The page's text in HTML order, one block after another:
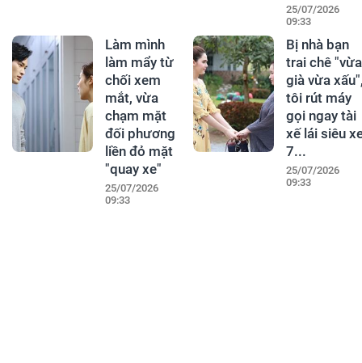
25/07/2026
09:33
Làm mình
làm mẩy từ
chối xem
mắt, vừa
chạm mặt
đối phương
liền đỏ mặt
"quay xe"
25/07/2026
09:33
Bị nhà bạn
trai chê "vừa
già vừa
tôi rút máy
gọi ngay tài
xế lái siêu
7...
25/07/2026
09:33